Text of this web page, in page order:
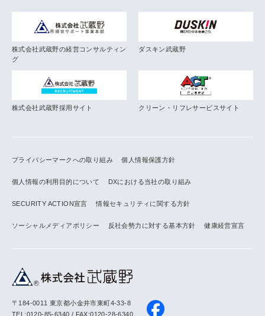
株式会社武蔵野の経営コンサルティン
グ
ダスキン武蔵野
株式会社武蔵野採用サイト クリーン・リフレサービスサイト
プライバシーマークへの取り組み 個人情報保護方針
個人情報の利用目的について DXにおける当社の取り組み
SECURITY ACTION宣言 情報セキュリティに関する方針
ソーシャルメディアポリシー 反社会勢力に対する基本方針 健康経営宣言
〒184-0011 東京都小金井市東町4-33-8
TEL:0120-85-6340 / FAX:0120-28-6340